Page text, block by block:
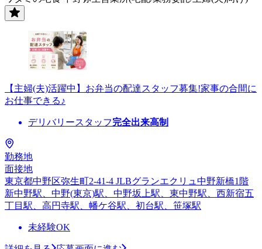
【主婦(夫)活躍中】お弁当の配達スタッフ募集!家事の合間に
お仕事できる♪
デリバリースタッフ完全出来高制
勤務地
面接地
東京都中野区弥生町2-41-4 JLBグランエクリュ中野新橋1階
新中野駅、中野(東京)駅、中野坂上駅、東中野駅、西新宿五
丁目駅、高円寺駅、幡ケ谷駅、初台駅、笹塚駅
未経験OK